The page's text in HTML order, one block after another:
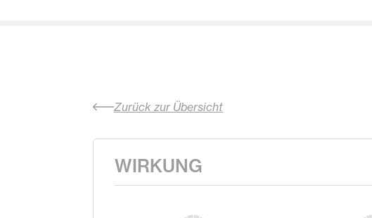
Zurück zur Übersicht
WIRKUNG